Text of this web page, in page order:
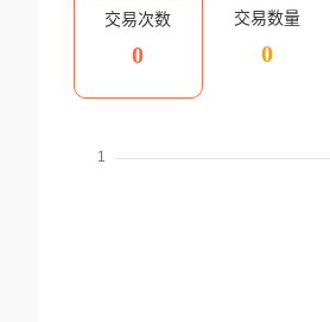
交易次数
0
交易数量
0